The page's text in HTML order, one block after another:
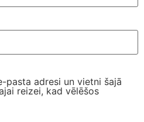
pasta adresi un vietni šajā
reizei, kad vēlēšos